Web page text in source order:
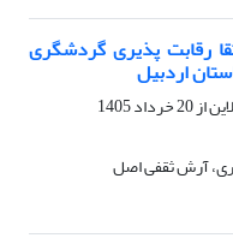
رقابت پذیری گردشگری
اردبیل
از20 خرداد 1405
آرش ثقفی اصل